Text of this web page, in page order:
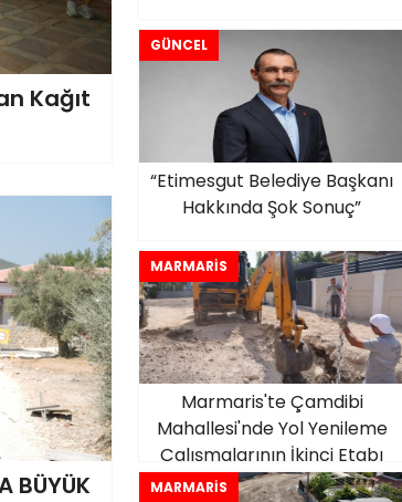
Kağıt
GÜNCEL
“Etimesgut Belediye Başkanı
Hakkında Şok Sonuç”
BÜYÜK
MARMARİS
Marmaris'te Çamdibi
Mahallesi'nde Yol Yenileme
Çalışmalarının İkinci Etabı
Başladı
MARMARİS